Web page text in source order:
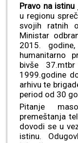
Pravo na
u regionu
svojih ratnih
Ministar
2015.
humanitarno
bivše
1999.godine
arhivu te
period od 30
Pitanje
premeštanja
dovodi se u
istinu.